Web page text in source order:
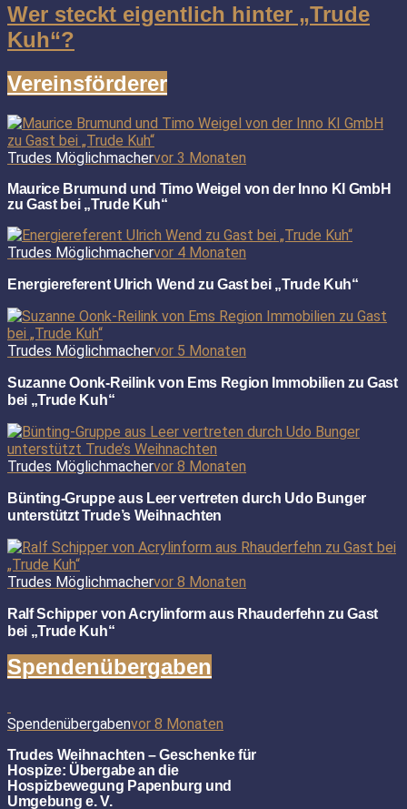
Wer steckt eigentlich hinter „Trude
Kuh“?
Vereinsförderer
Trudes Möglichmachervor 3 Monaten
Maurice Brumund und Timo Weigel von der Inno KI GmbH
zu Gast bei „Trude Kuh“
Trudes Möglichmachervor 4 Monaten
Energiereferent Ulrich Wend zu Gast bei „Trude Kuh“
Trudes Möglichmachervor 5 Monaten
Suzanne Oonk-Reilink von Ems Region Immobilien zu Gast
bei „Trude Kuh“
Trudes Möglichmachervor 8 Monaten
Bünting-Gruppe aus Leer vertreten durch Udo Bunger
unterstützt Trude’s Weihnachten
Trudes Möglichmachervor 8 Monaten
Ralf Schipper von Acrylinform aus Rhauderfehn zu Gast
bei „Trude Kuh“
Spendenübergaben
Spendenübergabenvor 8 Monaten
Trudes Weihnachten – Geschenke für
Hospize: Übergabe an die
Hospizbewegung Papenburg und
Umgebung e. V.